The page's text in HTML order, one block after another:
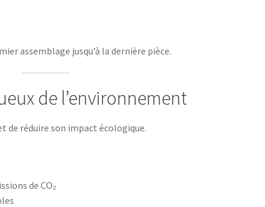
assemblage jusqu’à la dernière pièce.
de l’environnement
de réduire son impact écologique.
de CO₂